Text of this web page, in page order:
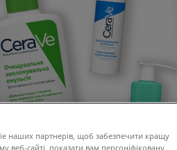
наших партнерів, щоб забезпечити кращу
веб-сайті, показати вам персоніфіковану